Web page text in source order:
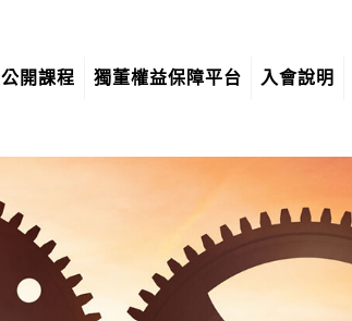
公開課程 獨董權益保障平台 入會說明